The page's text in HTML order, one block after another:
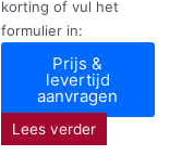
korting of vul het
formulier in:
Prijs &
levertijd
aanvragen
Lees verder